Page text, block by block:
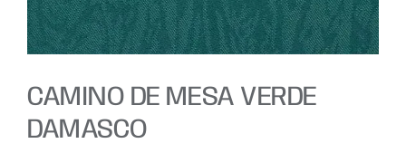
CAMINO DE MESA VERDE
DAMASCO